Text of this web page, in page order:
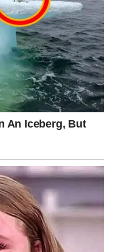
da upoznaju osobu
i poverenja.
ozbiljan napredak.
odluku koja će im
velikih unutrašnjih
razumeti i prestaćete
ne cene dovoljno.
na kojem ga
preko posla,